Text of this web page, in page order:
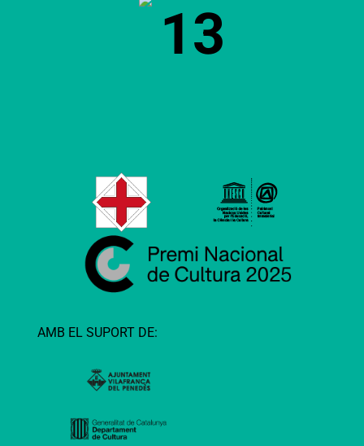
13
AMB EL SUPORT DE: